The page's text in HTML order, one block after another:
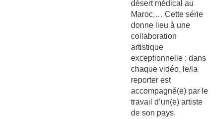
désert médical au
Maroc,… Cette série
donne lieu à une
collaboration
artistique
exceptionnelle : dans
chaque vidéo, le/la
reporter est
accompagné(e) par le
travail d’un(e) artiste
de son pays.